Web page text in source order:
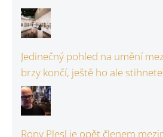
Jedinečný pohled na umění
brzy končí, ještě ho ale stihnete
Rony Plesl je opět členem